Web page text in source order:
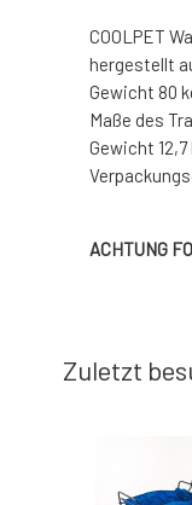
COOLPET
hergestellt
Gewicht 80
Maße des
Gewicht 12,7
ACHTUNG
Zuletzt